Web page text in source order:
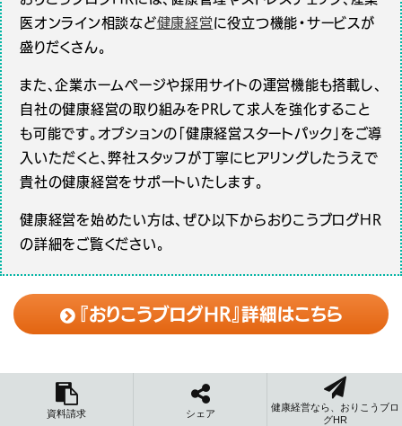
医オンライン相談など健康経営 に役立つ機能・サービスが
盛りだくさん。
また、企業ホームページや採用サイトの運営機能も搭載し、
自社の健康経営の取り組みをPRして求人を強化すること
も可能です。オプションの「健康経営スタートパック」をご導
入いただくと、弊社スタッフが丁寧にヒアリングしたうえで
貴社の健康経営をサポートいたします。
健康経営を始めたい方は、ぜひ以下からおりこうブログHR
の詳細をご覧ください。
『おりこうブログHR』詳細はこちら
{__("資料請求")}
資料請求 {__("シェア")}
シェア {__("
健康経営なら、おりこうブロ
グHR